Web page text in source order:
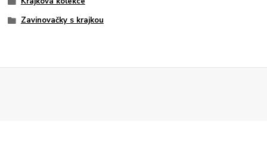
Zavinovačky s krajkou